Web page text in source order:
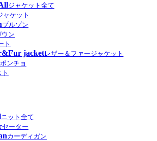
ジャケット全て
ャケット
ブルゾン
ウン
ト
jacketレザー＆ファージャケット
ポンチョ
ニット全て
セーター
カーディガン